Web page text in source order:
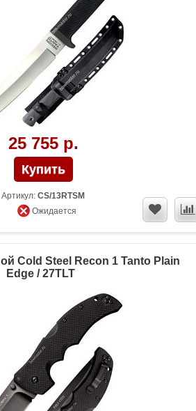
25 755 р.
Артикул: CS/13RTSM
Ожидается
Cold Steel Recon 1 Tanto Plain
Edge / 27TLT